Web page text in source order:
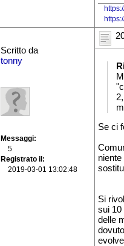
Scritto da
tonny
Messaggi
5
Registrato il
2019-03-01 13:02:48
Se ci
Si
sui 10
delle